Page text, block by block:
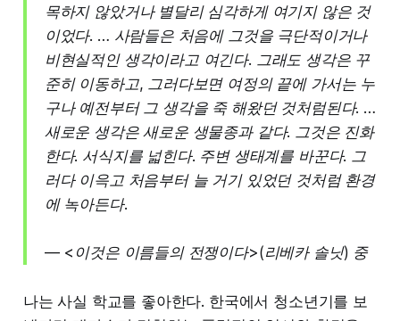
목하지 않았거나 별달리 심각하게 여기지 않은 것
이었다. … 사람들은 처음에 그것을 극단적이거나
비현실적인 생각이라고 여긴다. 그래도 생각은 꾸
준히 이동하고, 그러다보면 여정의 끝에 가서는 누
구나 예전부터 그 생각을 죽 해왔던 것처럼된다. …
새로운 생각은 새로운 생물종과 같다. 그것은 진화
한다. 서식지를 넓힌다. 주변 생태계를 바꾼다. 그
러다 이윽고 처음부터 늘 거기 있었던 것처럼 환경
에 녹아든다.
— <이것은 이름들의 전쟁이다>(리베카 솔닛) 중
나는 사실 학교를 좋아한다. 한국에서 청소년기를 보